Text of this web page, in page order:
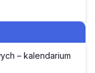
– kalendarium